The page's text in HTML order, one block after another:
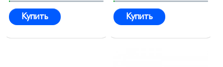
Купить Купить